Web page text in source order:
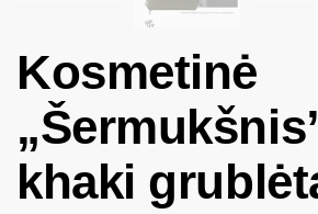
Kosmetinė
khaki